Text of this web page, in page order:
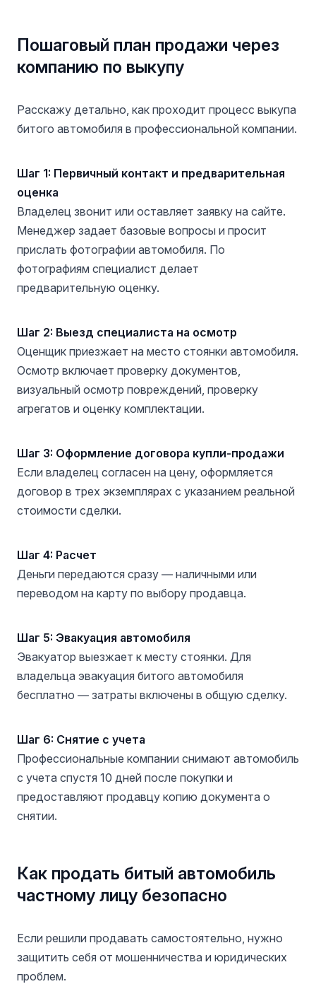
Пошаговый план продажи через
компанию по выкупу
Расскажу детально, как проходит процесс выкупа
битого автомобиля в профессиональной компании.
Шаг 1: Первичный контакт и предварительная
оценка
Владелец звонит или оставляет заявку на сайте.
Менеджер задает базовые вопросы и просит
прислать фотографии автомобиля. По
фотографиям специалист делает
предварительную оценку.
Шаг 2: Выезд специалиста на осмотр
Оценщик приезжает на место стоянки автомобиля.
Осмотр включает проверку документов,
визуальный осмотр повреждений, проверку
агрегатов и оценку комплектации.
Шаг 3: Оформление договора купли-продажи
Если владелец согласен на цену, оформляется
договор в трех экземплярах с указанием реальной
стоимости сделки.
Шаг 4: Расчет
Деньги передаются сразу — наличными или
переводом на карту по выбору продавца.
Шаг 5: Эвакуация автомобиля
Эвакуатор выезжает к месту стоянки. Для
владельца эвакуация битого автомобиля
бесплатно — затраты включены в общую сделку.
Шаг 6: Снятие с учета
Профессиональные компании снимают автомобиль
с учета спустя 10 дней после покупки и
предоставляют продавцу копию документа о
снятии.
Как продать битый автомобиль
частному лицу безопасно
Если решили продавать самостоятельно, нужно
защитить себя от мошенничества и юридических
проблем.